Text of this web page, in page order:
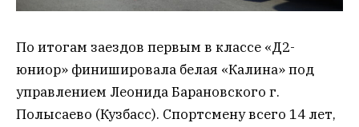
По итогам заездов первым в классе «Д2-
юниор» финишировала белая «Калина» под
управлением Леонида Барановского г.
Полысаево (Кузбасс). Спортсмену всего 14 лет,